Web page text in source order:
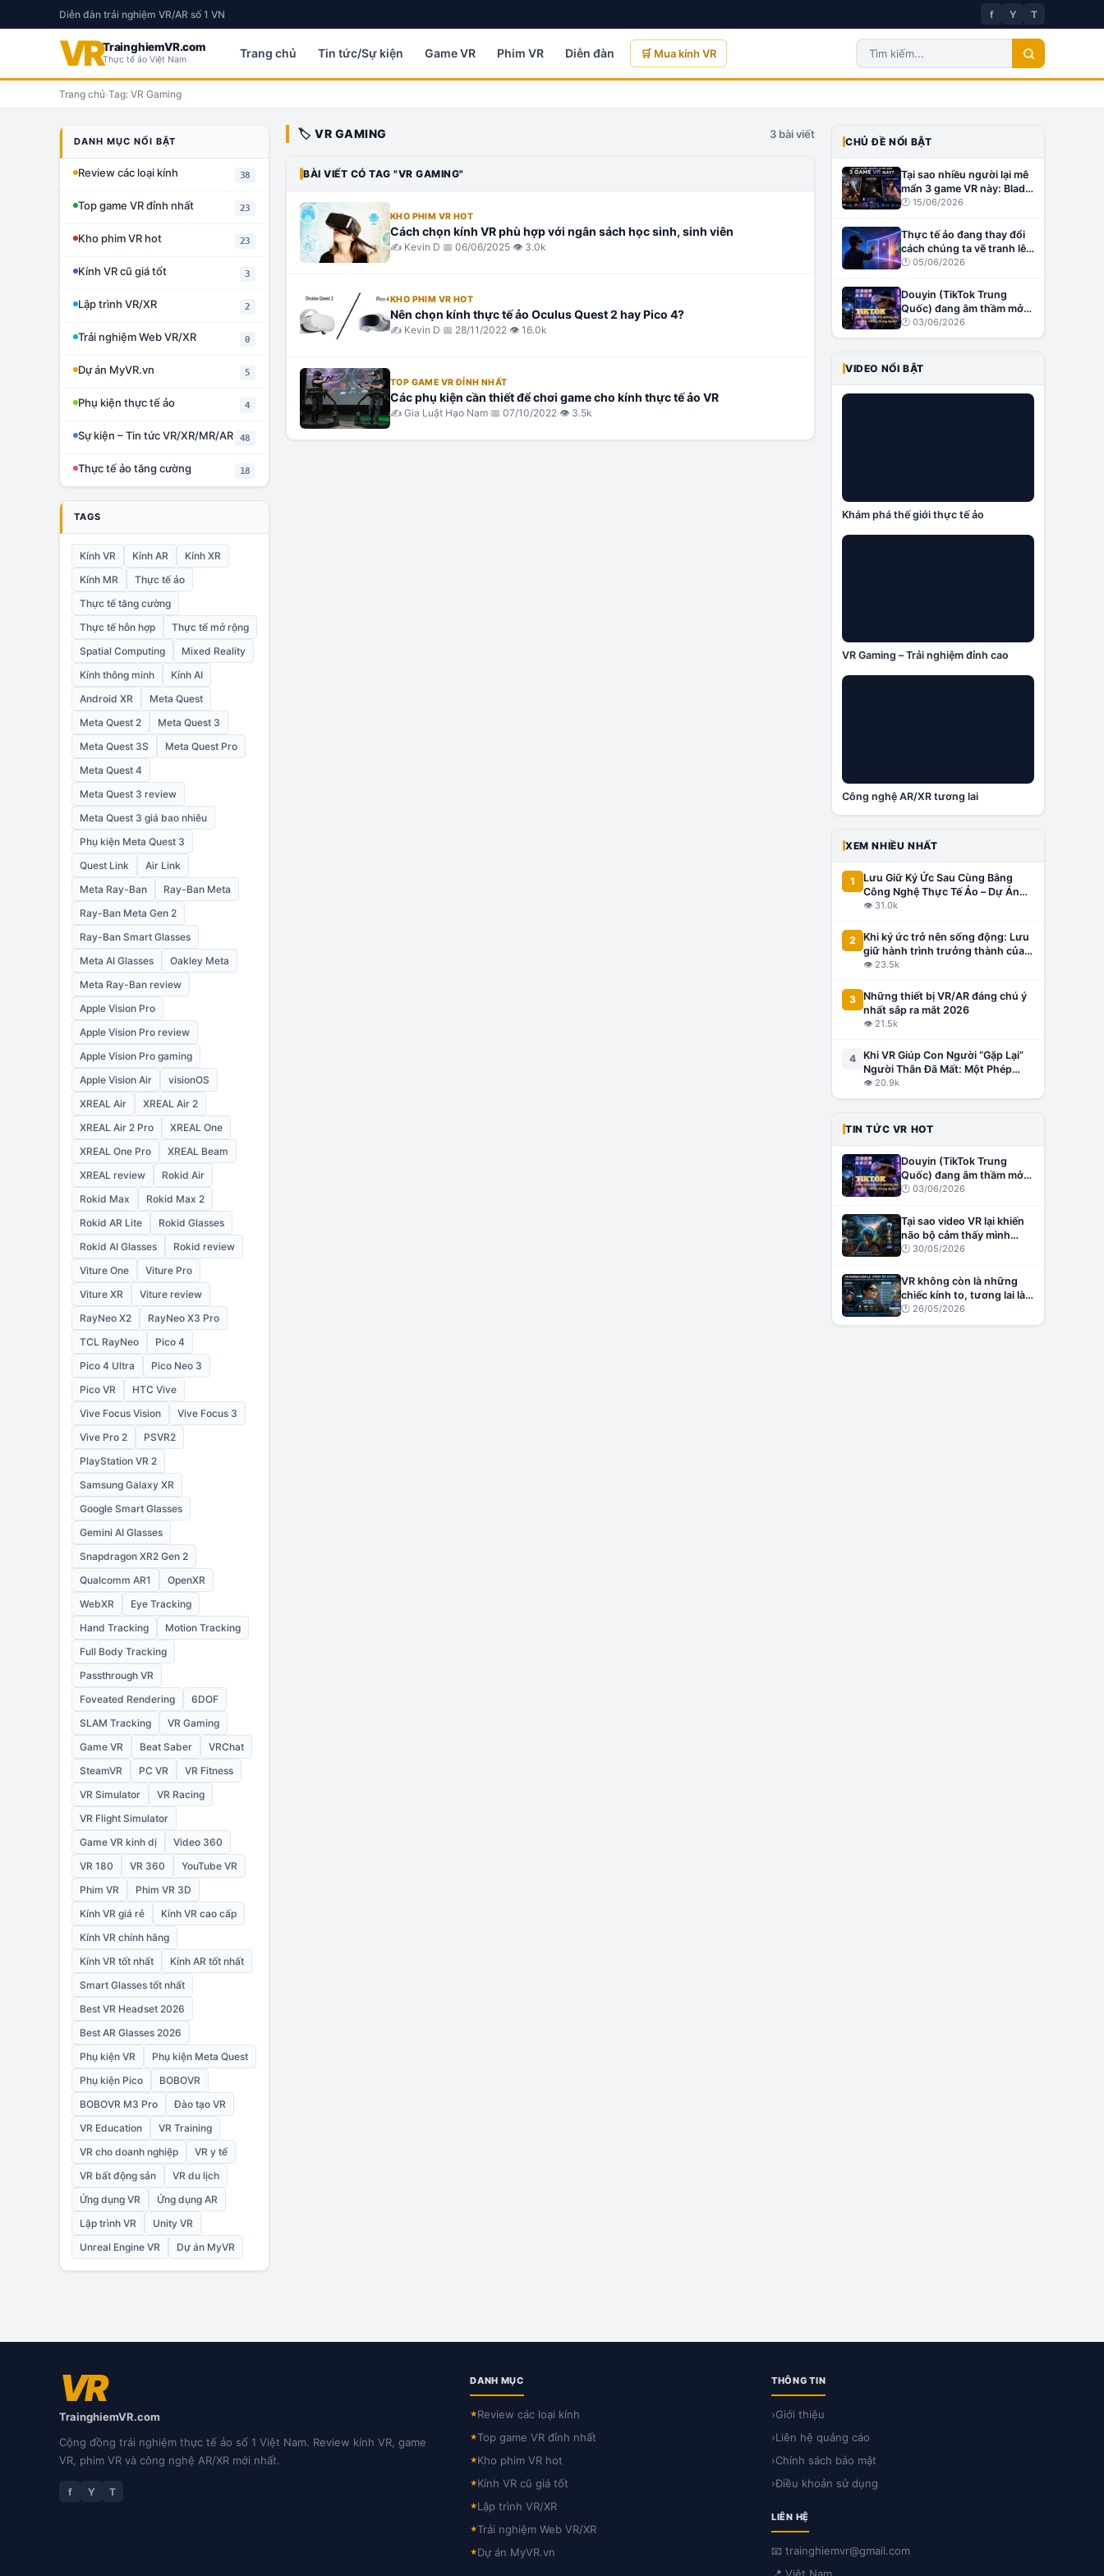
Diễn đàn trải nghiệm VR/AR số 1 VN f Y T
VRTrainghiemVR.com
Thực tế ảo Việt Nam Trang chủ Tin tức/Sự kiện Game VR Phim VR Diễn đàn 🛒 Mua kính VR
Trang chủ›Tag: VR Gaming
DANH MỤC NỔI BẬT
Review các loại kính 38
Top game VR đỉnh nhất 23
Kho phim VR hot 23
Kính VR cũ giá tốt 3
Lập trình VR/XR 2
Trải nghiệm Web VR/XR 0
Dự án MyVR.vn 5
Phụ kiện thực tế ảo 4
Sự kiện – Tin tức VR/XR/MR/AR 48
Thực tế ảo tăng cường 18
TAGS
Kính VR Kính AR
Kính XR
Kính MR
Thực tế ảo
Thực tế tăng cường
Thực tế hỗn hợp
Thực tế mở rộng
Spatial Computing
Mixed Reality
Kính thông minh
Kính AI
Android XR
Meta Quest
Meta Quest 2
Meta Quest 3
Meta Quest 3S
Meta Quest Pro
Meta Quest 4
Meta Quest 3 review
Meta Quest 3 giá bao nhiêu
Phụ kiện Meta Quest 3
Quest Link
Air Link
Meta Ray-Ban
Ray-Ban Meta
Ray-Ban Meta Gen 2
Ray-Ban Smart Glasses
Meta AI Glasses
Oakley Meta
Meta Ray-Ban review
Apple Vision Pro
Apple Vision Pro review
Apple Vision Pro gaming
Apple Vision Air
visionOS
XREAL Air
XREAL Air 2
XREAL Air 2 Pro
XREAL One
XREAL One Pro
XREAL Beam
XREAL review
Rokid Air
Rokid Max
Rokid Max 2
Rokid AR Lite
Rokid Glasses
Rokid AI Glasses
Rokid review
Viture One
Viture Pro
Viture XR
Viture review
RayNeo X2
RayNeo X3 Pro
TCL RayNeo
Pico 4
Pico 4 Ultra
Pico Neo 3
Pico VR
HTC Vive
Vive Focus Vision
Vive Focus 3
Vive Pro 2
PSVR2
PlayStation VR 2
Samsung Galaxy XR
Google Smart Glasses
Gemini AI Glasses
Snapdragon XR2 Gen 2
Qualcomm AR1
OpenXR
WebXR
Eye Tracking
Hand Tracking
Motion Tracking
Full Body Tracking
Passthrough VR
Foveated Rendering
6DOF
SLAM Tracking
VR Gaming
Game VR
Beat Saber
VRChat
SteamVR
PC VR
VR Fitness
VR Simulator
VR Racing
VR Flight Simulator
Game VR kinh dị
Video 360
VR 180
VR 360
YouTube VR
Phim VR
Phim VR 3D
Kính VR giá rẻ
Kính VR cao cấp
Kính VR chính hãng
Kính VR tốt nhất
Kính AR tốt nhất
Smart Glasses tốt nhất
Best VR Headset 2026
Best AR Glasses 2026
Phụ kiện VR
Phụ kiện Meta Quest
Phụ kiện Pico
BOBOVR
BOBOVR M3 Pro
Đào tạo VR
VR Education
VR Training
VR cho doanh nghiệp
VR y tế
VR bất động sản
VR du lịch
Ứng dụng VR
Ứng dụng AR
Lập trình VR
Unity VR
Unreal Engine VR
Dự án MyVR
🏷️ VR GAMING 3 bài viết
BÀI VIẾT CÓ TAG "VR GAMING"
KHO PHIM VR HOT
Cách chọn kính VR phù hợp với ngân sách học sinh, sinh viên
✍️ Kevin D·📅 06/06/2025·👁 3.0k
KHO PHIM VR HOT
Nên chọn kính thực tế ảo Oculus Quest 2 hay Pico 4?
✍️ Kevin D·📅 28/11/2022·👁 16.0k
TOP GAME VR ĐỈNH NHẤT
Các phụ kiện cần thiết để chơi game cho kính thực tế ảo VR
✍️ Gia Luật Hạo Nam·📅 07/10/2022·👁 3.5k
CHỦ ĐỀ NỔI BẬT
Tại sao nhiều người lại mê
mẩn 3 game VR này: Blade
& Sorcery, Affected: The
🕐 15/06/2026
Thực tế ảo đang thay đổi
cách chúng ta vẽ tranh lên
tường như thế nào?
🕐 05/06/2026
Douyin (TikTok Trung
Quốc) đang âm thầm mở
đường cho creator VR tại
Trung Quốc?
🕐 03/06/2026
VIDEO NỔI BẬT
Khám phá thế giới thực tế ảo
VR Gaming – Trải nghiệm đỉnh cao
Công nghệ AR/XR tương lai
XEM NHIỀU NHẤT
1
Lưu Giữ Ký Ức Sau Cùng Bằng
Công Nghệ Thực Tế Ảo – Dự Án
Đầu Tiên Tại Việt Nam, Lấy Cảm
👁 31.0k
2
Khi ký ức trở nên sống động: Lưu
giữ hành trình trưởng thành của
con bằng công nghệ VR/AR
👁 23.5k
3 Những thiết bị VR/AR đáng chú ý
nhất sắp ra mắt 2026
👁 21.5k
4 Khi VR Giúp Con Người “Gặp Lại”
Người Thân Đã Mất: Một Phép
Màu Hay Công Nghệ Gây Tranh
Cãi?
👁 20.9k
TIN TỨC VR HOT
Douyin (TikTok Trung
Quốc) đang âm thầm mở
đường cho creator VR tại
🕐 03/06/2026
Tại sao video VR lại khiến
não bộ cảm thấy mình
đang thật sự ở đó?
🕐 30/05/2026
VR không còn là những
chiếc kính to, tương lai là
những chiếc kính nhẹ,
thông minh và đầy cảm
🕐 26/05/2026
VR
TrainghiemVR.com
Cộng đồng trải nghiệm thực tế ảo số 1 Việt Nam. Review kính VR, game
VR, phim VR và công nghệ AR/XR mới nhất.
f Y T
DANH MỤC
★Review các loại kính
★Top game VR đỉnh nhất
★Kho phim VR hot
★Kính VR cũ giá tốt
★Lập trình VR/XR
★Trải nghiệm Web VR/XR
★Dự án MyVR.vn
THÔNG TIN
›Giới thiệu
›Liên hệ quảng cáo
›Chính sách bảo mật
›Điều khoản sử dụng
LIÊN HỆ
📧 trainghiemvr@gmail.com